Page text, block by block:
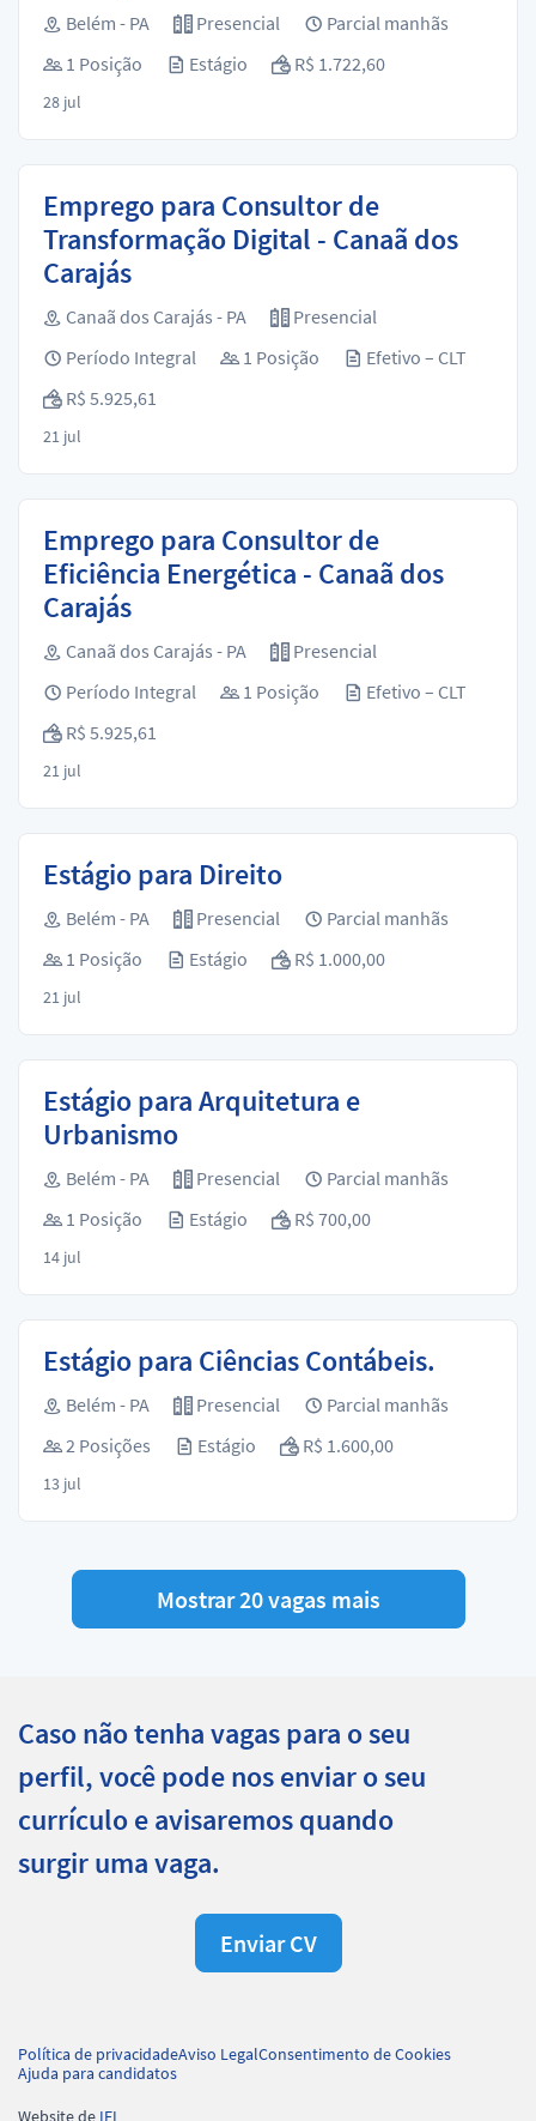
Belém - PA Presencial
Parcial manhãs
1 Posição
Estágio R$ 1.722,60
28 jul
Emprego para Consultor de
Transformação Digital - Canaã dos
Carajás
Canaã dos Carajás - PA
Presencial
Período Integral
1 Posição
Efetivo – CLT
R$ 5.925,61
21 jul
Emprego para Consultor de
Eficiência Energética - Canaã dos
Carajás
Canaã dos Carajás - PA
Presencial
Período Integral
1 Posição
Efetivo – CLT
R$ 5.925,61
21 jul
Estágio para Direito
Belém - PA Presencial
Parcial manhãs
1 Posição
Estágio R$ 1.000,00
21 jul
Estágio para Arquitetura e
Urbanismo
Belém - PA Presencial
Parcial manhãs
1 Posição
Estágio R$ 700,00
14 jul
Estágio para Ciências Contábeis.
Belém - PA Presencial
Parcial manhãs
2 Posições
Estágio R$ 1.600,00
13 jul
Mostrar 20 vagas mais
Caso não tenha vagas para o seu
perfil, você pode nos enviar o seu
currículo e avisaremos quando
surgir uma vaga.
Enviar CV
Política de privacidadeAviso LegalConsentimento de Cookies
Ajuda para candidatos
Website de IEL